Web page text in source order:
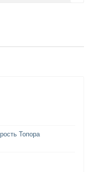
Топора